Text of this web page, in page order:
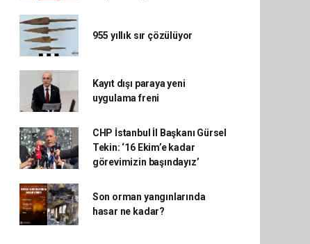
955 yıllık sır çözülüyor
Kayıt dışı paraya yeni
uygulama freni
CHP İstanbul İl Başkanı Gürsel
Tekin: ‘16 Ekim’e kadar
görevimizin başındayız’
Son orman yangınlarında
hasar ne kadar?